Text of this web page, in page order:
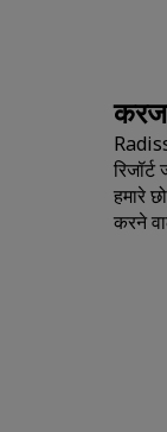
हमारे
करने